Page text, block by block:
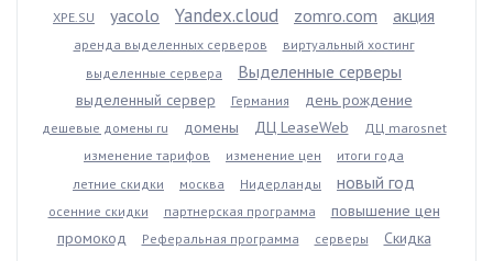
XPE.SU
yacolo Yandex.cloud zomro.com акция
аренда выделенных серверов
виртуальный хостинг
выделенные сервера
Выделенные серверы
выделенный сервер Германия день рождение
дешевые домены ru домены ДЦ LeaseWeb
ДЦ marosnet
изменение тарифов
изменение цен
итоги года
летние скидки
москва Нидерланды новый год
осенние скидки партнерская программа
повышение цен
промокод
Реферальная программа серверы
Скидка